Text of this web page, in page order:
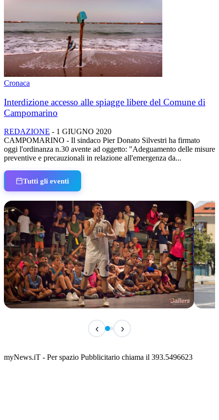
Cronaca
Interdizione accesso alle spiagge libere del Comune di
Campomarino
REDAZIONE - 1 GIUGNO 2020
CAMPOMARINO - Il sindaco Pier Donato Silvestri ha firmato
oggi l'ordinanza n.30 avente ad oggetto: "Adeguamento delle misure
preventive e precauzionali in relazione all'emergenza da...
Tutti gli eventi
Classic Contest 3vs3 Memorial Michele
📅 6 Agosto 2026 · 09:00 · 📍 Lungomare C. Colombo
‹ ›
myNews.iT - Per spazio Pubblicitario chiama il 393.5496623